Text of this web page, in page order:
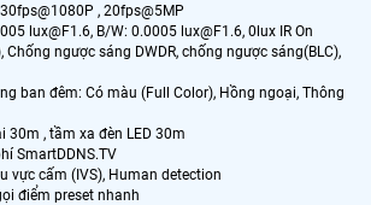
, 20fps@5MP
lux@F1.6, B/W: 0.0005 lux@F1.6, 0lux IR On
Chống ngược sáng DWDR, chống ngược sáng(BLC),
ban đêm: Có màu (Full Color), Hồng ngoại, Thông
30m , tầm xa đèn LED 30m
SmartDDNS.TV
vực cấm (IVS), Human detection
điểm preset nhanh